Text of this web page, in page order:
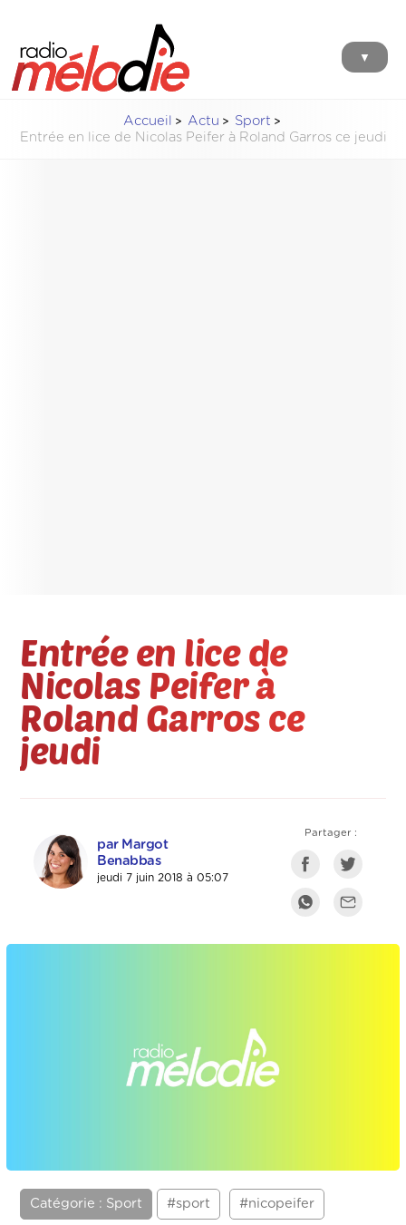
▼
Accueil Actu
Sport
Entrée en lice de Nicolas Peifer à Roland Garros ce jeudi
Entrée en lice de
Nicolas Peifer à
Roland Garros ce
jeudi
par Margot
Benabbas
jeudi 7 juin 2018 à 05:07
Partager :
Catégorie : Sport #sport #nicopeifer